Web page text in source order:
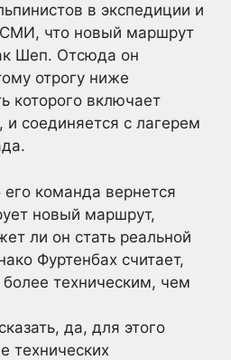
в экспедиции и
что новый маршрут
Шеп. Отсюда он
отрогу ниже
которого включает
и соединяется с лагерем
команда вернется
новый маршрут,
ли он стать реальной
Фуртенбах считает,
техническим, чем
да, для этого
технических